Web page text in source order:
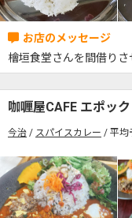
檜垣食堂さんを間借りさ
咖喱屋CAFE エポック
今治 スパイスカレー 平均